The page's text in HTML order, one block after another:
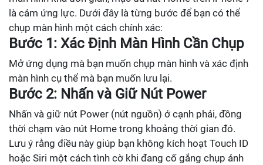
là cảm ứng lực. Dưới đây là từng bước để bạn có thể
chụp màn hình một cách chính xác:
Bước 1: Xác Định Màn Hình Cần Chụp
Mở ứng dụng mà bạn muốn chụp màn hình và xác định
màn hình cụ thể mà bạn muốn lưu lại.
Bước 2: Nhấn và Giữ Nút Power
Nhấn và giữ nút Power (nút nguồn) ở cạnh phải, đồng
thời chạm vào nút Home trong khoảng thời gian đó.
Lưu ý rằng điều này giúp bạn không kích hoạt Touch ID
hoặc Siri một cách tình cờ khi đang cố gắng chụp ảnh